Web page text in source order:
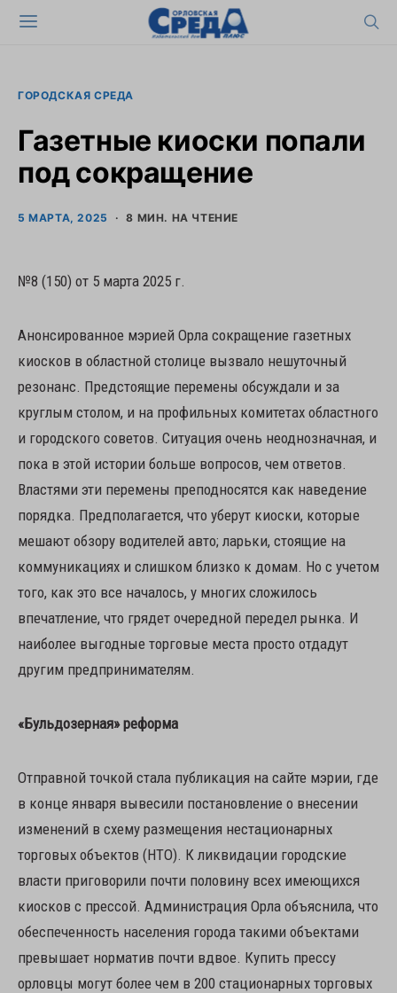
ГОРОДСКАЯ СРЕДА
Газетные киоски попали
под сокращение
5 МАРТА, 2025 8 МИН. НА ЧТЕНИЕ
№8 (150) от 5 марта 2025 г.
Анонсированное мэрией Орла сокращение газетных
киосков в областной столице вызвало нешуточный
резонанс. Предстоящие перемены обсуждали и за
круглым столом, и на профильных комитетах областного
и городского советов. Ситуация очень неоднозначная, и
пока в этой истории больше вопросов, чем ответов.
Властями эти перемены преподносятся как наведение
порядка. Предполагается, что уберут киоски, которые
мешают обзору водителей авто; ларьки, стоящие на
коммуникациях и слишком близко к домам. Но с учетом
того, как это все началось, у многих сложилось
впечатление, что грядет очередной передел рынка. И
наиболее выгодные торговые места просто отдадут
другим предпринимателям.
«Бульдозерная» реформа
Отправной точкой стала публикация на сайте мэрии, где
в конце января вывесили постановление о внесении
изменений в схему размещения нестационарных
торговых объектов (НТО). К ликвидации городские
власти приговорили почти половину всех имеющихся
киосков с прессой. Администрация Орла объяснила, что
обеспеченность населения города такими объектами
превышает норматив почти вдвое. Купить прессу
орловцы могут более чем в 200 стационарных торговых